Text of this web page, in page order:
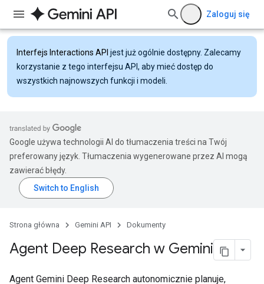
Zaloguj się
Interfejs Interactions API jest już ogólnie dostępny. Zalecamy
korzystanie z tego interfejsu API, aby mieć dostęp do
wszystkich najnowszych funkcji i modeli.
Google używa technologii AI do tłumaczenia treści na Twój
preferowany język. Tłumaczenia wygenerowane przez AI mogą
zawierać błędy.
Strona główna Gemini API Dokumenty
Agent Deep Research w Gemini
Agent Gemini Deep Research autonomicznie planuje,